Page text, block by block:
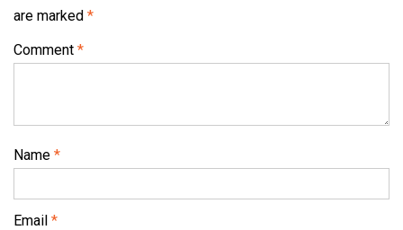
are marked *
Comment *
Name *
Email *